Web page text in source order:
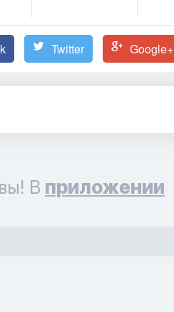
Twitter Google+
В приложении